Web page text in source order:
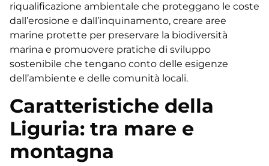
riqualificazione ambientale che proteggano le coste
dall’erosione e dall’inquinamento, creare aree
marine protette per preservare la biodiversità
marina e promuovere pratiche di sviluppo
sostenibile che tengano conto delle esigenze
dell’ambiente e delle comunità locali.
Caratteristiche della
Liguria: tra mare e
montagna